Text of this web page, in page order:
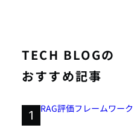
TECH BLOGの
おすすめ記事
1 RAG評価フレームワー